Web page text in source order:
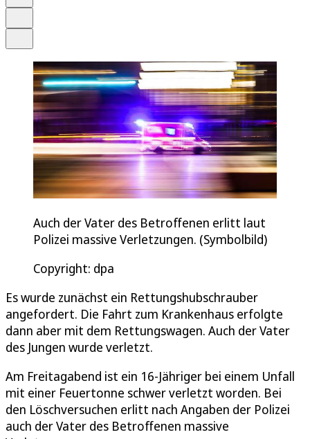
Auch der Vater des Betroffenen erlitt laut
Polizei massive Verletzungen. (Symbolbild)
Copyright: dpa
Es wurde zunächst ein Rettungshubschrauber
angefordert. Die Fahrt zum Krankenhaus erfolgte
dann aber mit dem Rettungswagen. Auch der Vater
des Jungen wurde verletzt.
Am Freitagabend ist ein 16-Jähriger bei einem Unfall
mit einer Feuertonne schwer verletzt worden. Bei
den Löschversuchen erlitt nach Angaben der Polizei
auch der Vater des Betroffenen massive